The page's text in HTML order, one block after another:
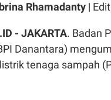
Rhamadanty |
- JAKARTA. Badan
Danantara)
tenaga sampah